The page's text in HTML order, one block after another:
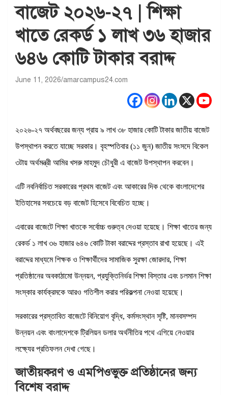
বাজেট ২০২৬-২৭ | শিক্ষা
খাতে রেকর্ড ১ লাখ ৩৬ হাজার
৬৪৬ কোটি টাকার বরাদ্দ
June 11, 2026 amarcampus24.com
২০২৬-২৭ অর্থবছরের জন্য প্রায় ৯ লাখ ৩৮ হাজার কোটি টাকার জাতীয় বাজেট
উপস্থাপন করতে যাচ্ছে সরকার। বৃহস্পতিবার (১১ জুন) জাতীয় সংসদে বিকেল
৩টায় অর্থমন্ত্রী আমির খসরু মাহমুদ চৌধুরী এ বাজেট উপস্থাপন করবেন।
এটি নবনির্বাচিত সরকারের প্রথম বাজেট এবং আকারের দিক থেকে বাংলাদেশের
ইতিহাসের সবচেয়ে বড় বাজেট হিসেবে বিবেচিত হচ্ছে।
এবারের বাজেটে শিক্ষা খাতকে সর্বোচ্চ গুরুত্ব দেওয়া হয়েছে। শিক্ষা খাতের জন্য
রেকর্ড ১ লাখ ৩৬ হাজার ৬৪৬ কোটি টাকা বরাদ্দের প্রস্তাব রাখা হয়েছে। এই
বরাদ্দের মাধ্যমে শিক্ষক ও শিক্ষার্থীদের সামাজিক সুরক্ষা জোরদার, শিক্ষা
প্রতিষ্ঠানের অবকাঠামো উন্নয়ন, প্রযুক্তিনির্ভর শিক্ষা বিস্তার এবং চলমান শিক্ষা
সংস্কার কার্যক্রমকে আরও গতিশীল করার পরিকল্পনা নেওয়া হয়েছে।
সরকারের প্রস্তাবিত বাজেটে বিনিয়োগ বৃদ্ধি, কর্মসংস্থান সৃষ্টি, মানবসম্পদ
উন্নয়ন এবং বাংলাদেশকে ট্রিলিয়ন ডলার অর্থনীতির পথে এগিয়ে নেওয়ার
লক্ষ্যের প্রতিফলন দেখা গেছে।
জাতীয়করণ ও এমপিওভুক্ত প্রতিষ্ঠানের জন্য
বিশেষ বরাদ্দ